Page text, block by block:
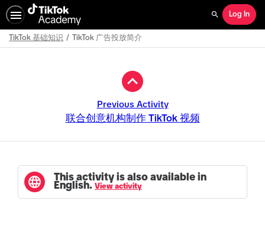
Search
Log In
TikTok 基础知识 TikTok 广告投放简介
Previous Activity
联合创意机构制作 TikTok 视频
This activity is also available in
English. View activity